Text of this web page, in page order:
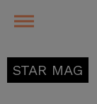
STAR MAG